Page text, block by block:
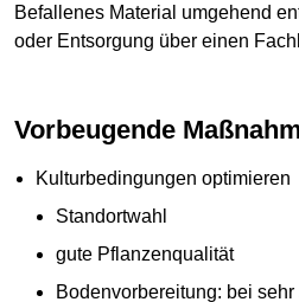
Befallenes Material umgehend
oder Entsorgung über einen
Vorbeugende
Kulturbedingungen optimieren
Standortwahl
gute Pflanzenqualität
Bodenvorbereitung: bei